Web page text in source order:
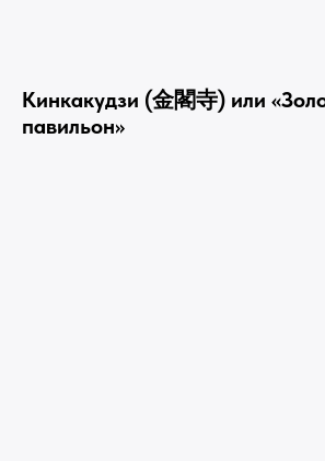
Кинкакудзи (金閣寺) или
павильон»